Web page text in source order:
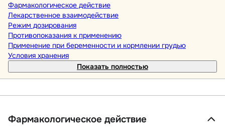
Фармакологическое действие
Лекарственное взаимодействие
Режим дозирования
Противопоказания к применению
Применение при беременности и кормлении грудью
Условия хранения
Показать полностью
Фармакологическое действие